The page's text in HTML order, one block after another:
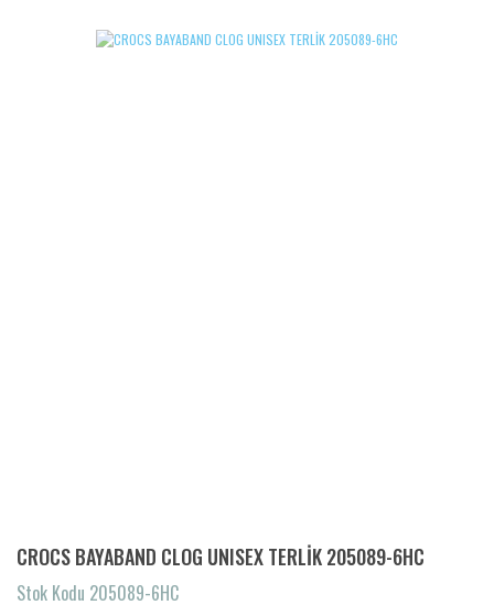
CROCS BAYABAND CLOG UNISEX TERLİK 205089-6HC
Stok Kodu 205089-6HC